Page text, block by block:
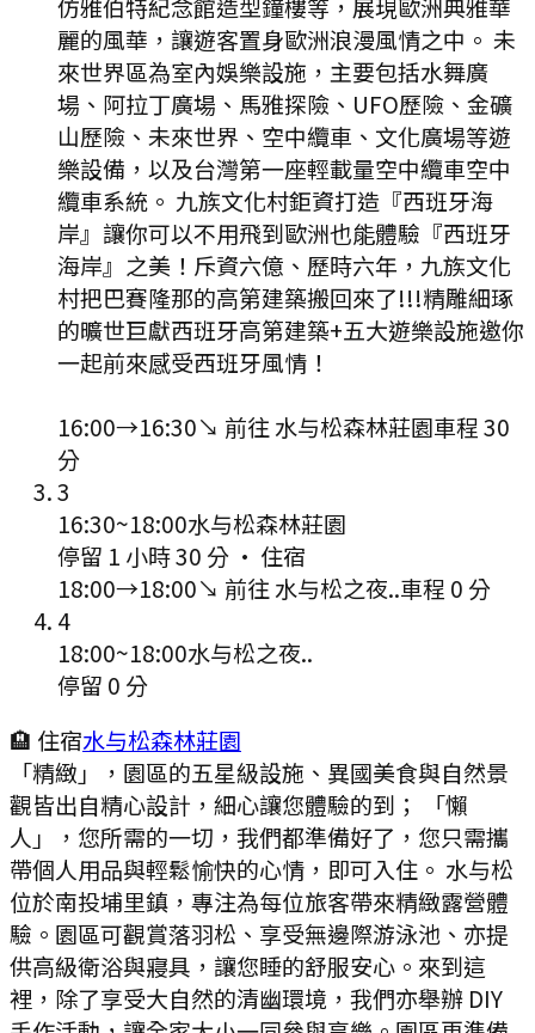
仿雅伯特紀念館造型鐘樓等，展現歐洲典雅華
麗的風華，讓遊客置身歐洲浪漫風情之中。 未
來世界區為室內娛樂設施，主要包括水舞廣
場、阿拉丁廣場、馬雅探險、UFO歷險、金礦
山歷險、未來世界、空中纜車、文化廣場等遊
樂設備，以及台灣第一座輕載量空中纜車空中
纜車系統。 九族文化村鉅資打造『西班牙海
岸』讓你可以不用飛到歐洲也能體驗『西班牙
海岸』之美！斥資六億、歷時六年，九族文化
村把巴賽隆那的高第建築搬回來了!!!精雕細琢
的曠世巨獻西班牙高第建築+五大遊樂設施邀你
一起前來感受西班牙風情！
16:00→16:30↘ 前往 水与松森林莊園車程30
分
3
16:30~18:00水与松森林莊園
停留 1 小時 30 分 · 住宿
18:00→18:00↘ 前往 水与松之夜..車程 0 分
4
18:00~18:00水与松之夜..
停留 0 分
🏨 住宿水与松森林莊園
「精緻」，園區的五星級設施、異國美食與自然景
觀皆出自精心設計，細心讓您體驗的到； 「懶
人」，您所需的一切，我們都準備好了，您只需攜
帶個人用品與輕鬆愉快的心情，即可入住。 水与松
位於南投埔里鎮，專注為每位旅客帶來精緻露營體
驗。園區可觀賞落羽松、享受無邊際游泳池、亦提
供高級衛浴與寢具，讓您睡的舒服安心。來到這
裡，除了享受大自然的清幽環境，我們亦舉辦 DIY